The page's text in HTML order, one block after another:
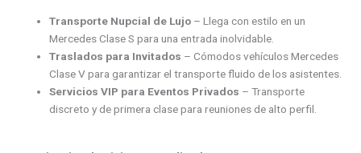
Transporte Nupcial de Lujo – Llega con estilo en un
Mercedes Clase S para una entrada inolvidable.
Traslados para Invitados – Cómodos vehículos Mercedes
Clase V para garantizar el transporte fluido de los asistentes.
Servicios VIP para Eventos Privados – Transporte
discreto y de primera clase para reuniones de alto perfil.